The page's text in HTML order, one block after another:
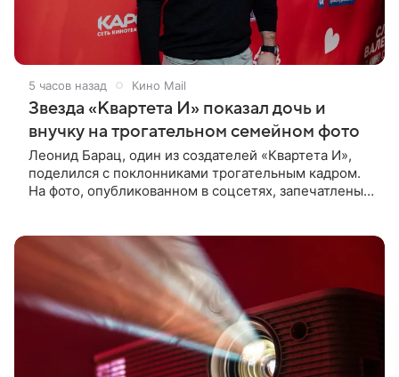
5 часов назад Кино Mail
Звезда «Квартета И» показал дочь и
внучку на трогательном семейном фото
Леонид Барац, один из создателей «Квартета И»,
поделился с поклонниками трогательным кадром.
На фото, опубликованном в соцсетях, запечатлены